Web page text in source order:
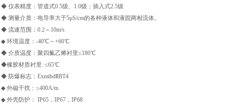
◆ 仪表精度：管道式0.5级、1.0级；插入式2.5级
◆ 测量介质：电导率大于5μS/cm的各种液体和液固两相流体。
◆ 流速范围：0.2～10m/s
◆ 环境温度：-40℃～+60℃
◆ 介质温度：聚四氟乙烯衬里≤180℃
◆橡胶材质衬里: ≤65℃
◆ 防爆标志：ExmibdⅡBT4
◆ 外磁干扰：≤400A/m
◆ 外壳防护： IP65，IP67，IP68